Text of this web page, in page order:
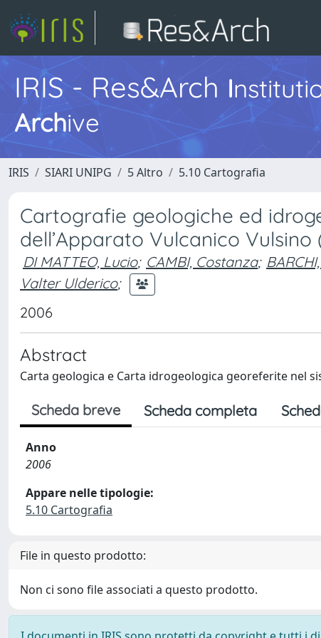
IRIS - Res&Arch I
Archive
IRIS SIARI UNIPG 5 Altro 5.10 Cartografia
Cartografie geologiche ed
dell’Apparato Vulcanico Vulsino
DI MATTEO, Lucio; CAMBI, Costanza;
Valter Ulderico;
2006
Abstract
Carta geologica e Carta idrogeologica georeferite nel
Scheda breve Scheda completa
Anno
2006
Appare nelle tipologie:
5.10 Cartografia
File in questo prodotto:
Non ci sono file associati a questo prodotto.